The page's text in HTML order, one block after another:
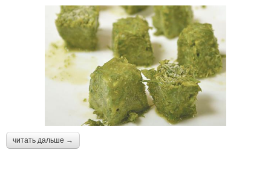
читать дальше →